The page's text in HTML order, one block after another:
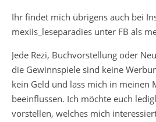
Ihr findet mich übrigens auch bei
mexiis_leseparadies unter FB als
Jede Rezi, Buchvorstellung oder
die Gewinnspiele sind keine
kein Geld und lass mich in meinen
beeinflussen. Ich möchte euch
vorstellen, welches mich